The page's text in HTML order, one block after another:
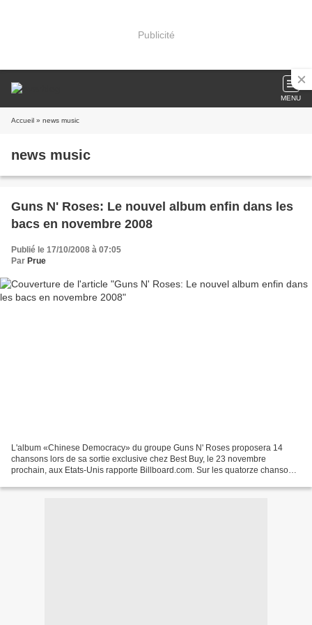
Publicité
MENU
Accueil » news music
news music
Guns N' Roses: Le nouvel album enfin dans les
bacs en novembre 2008
Publié le 17/10/2008 à 07:05
Par Prue
L'album «Chinese Democracy» du groupe Guns N' Roses proposera 14
chansons lors de sa sortie exclusive chez Best Buy, le 23 novembre
prochain, aux Etats-Unis rapporte Billboard.com. Sur les quatorze chansons,